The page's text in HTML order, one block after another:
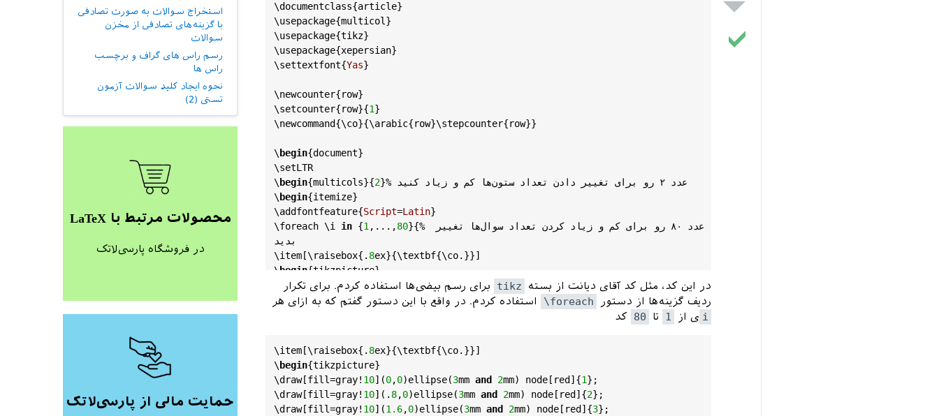
\documentclass{article}
\usepackage{multicol }
\usepackage{tikz}
\usepackage{xepersian}
\settextfont{Yas}
\newcounter{row}
\setcounter{row}{1}
\newcommand{\co}{\arabic{row}\stepcounter{row}}
\ begin{document}
\setLTR
\ begin{multicols}{2}% عدد ۲ رو برای تغییر دادن تعداد ستون‌ها کم و زیاد کنید
\ begin{itemize}
\addfontfeature{Script=Latin}
\foreach \i in {1 ,...,80}{% عدد ۸۰ رو برای کم و زیاد کردن تعداد سوال‌ها تغییر
بدید
\item [\ raisebox{. 8ex}{\textbf{\co.}}]
\ begin{tikzpicture}
draw[ fill gray! 10](0,0 )ellipse( 3mm and 2mm) node[ red]{1};
\draw[ fill=gray! 10](. 8, 0 )ellipse (3mm and 2mm) node[red]{2};
}
\ end itemize
\
multicols }
\
document
در این کد، مثل کد آقای دیانت از بسته tikz
برای رسم بیضی‌ها استفاده کردم. برای تکرار
ردیف گزینه‌ها از دستور
\foreach
استفاده کردم. در واقع با این دستور گفتم که به ازای هر
i ی از 1 تا 80 کد
\item [\raisebox{. 8ex}{\textbf{\co.}}]
\ begin{tikzpicture}
\draw[fill=gray! 10](0,0)ellipse(3mm and 2mm) node [ red ]{1};
\draw[fill=gray! 10](. 8,0)ellipse(3mm and 2mm) node [ red ]{2};
\draw[fill=gray! 10](1.6,0)ellipse(3mm and 2mm) node [ red ]{3};
استخراج سوالات به صورت تصادفی
با گزینه‌های تصادفی از مخزن
سوالات
رسم راس های گراف و برچسب
راس ها
نحوه ایجاد کلید سوالات آزمون
تستی (2)
محصولات مرتبط با LaTeX
در فروشگاه پارسی‌لاتک
حمایت مالی از پارسی‌لاتک